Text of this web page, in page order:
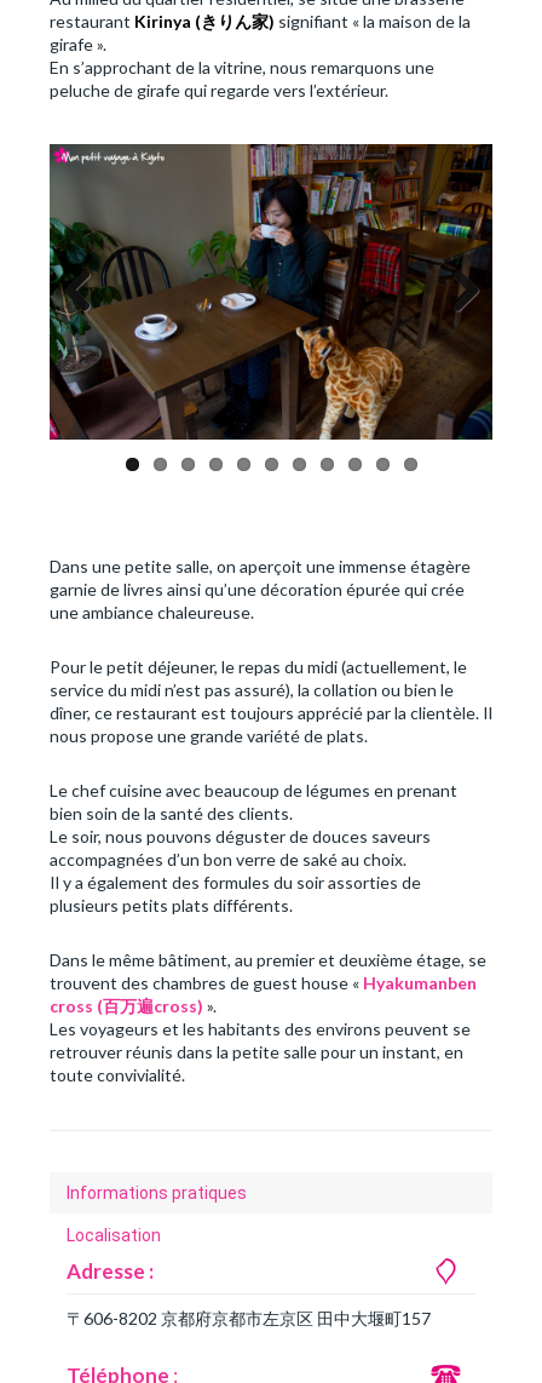
restaurant Kirinya (きりん家) signifiant « la maison de la
girafe ».
En s’approchant de la vitrine, nous remarquons une
peluche de girafe qui regarde vers l’extérieur.
Previous Next
Dans une petite salle, on aperçoit une immense étagère
garnie de livres ainsi qu’une décoration épurée qui crée
une ambiance chaleureuse.
Pour le petit déjeuner, le repas du midi (actuellement, le
service du midi n’est pas assuré), la collation ou bien le
dîner, ce restaurant est toujours apprécié par la clientèle. Il
nous propose une grande variété de plats.
Le chef cuisine avec beaucoup de légumes en prenant
bien soin de la santé des clients.
Le soir, nous pouvons déguster de douces saveurs
accompagnées d’un bon verre de saké au choix.
Il y a également des formules du soir assorties de
plusieurs petits plats différents.
Dans le même bâtiment, au premier et deuxième étage, se
trouvent des chambres de guest house « Hyakumanben
cross (百万遍cross) ».
Les voyageurs et les habitants des environs peuvent se
retrouver réunis dans la petite salle pour un instant, en
toute convivialité.
Informations pratiques
Localisation
Adresse :
〒606-8202 京都府京都市左京区 田中大堰町157
Téléphone :